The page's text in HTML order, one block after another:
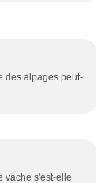
des alpages peut-
vache s'est-elle